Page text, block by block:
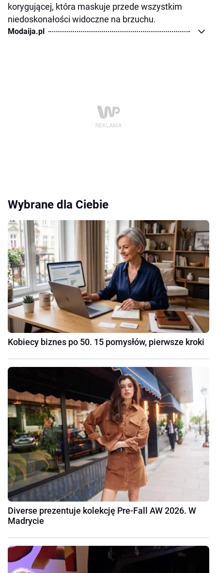
korygującej, która maskuje przede wszystkim
niedoskonałości widoczne na brzuchu.
Modaija.pl
Wybrane dla Ciebie
Kobiecy biznes po 50. 15 pomysłów, pierwsze kroki
Diverse prezentuje kolekcję Pre-Fall AW 2026. W
Madrycie